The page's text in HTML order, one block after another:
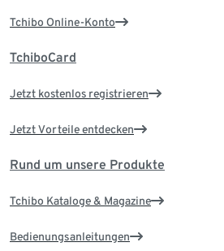
Tchibo Online-Konto
TchiboCard
Jetzt kostenlos registrieren
Jetzt Vorteile entdecken
Rund um unsere Produkte
Tchibo Kataloge & Magazine
Bedienungsanleitungen